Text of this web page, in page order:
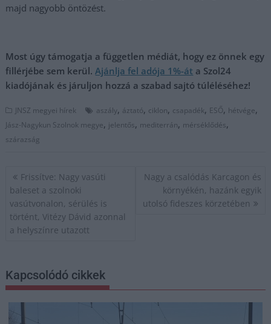
majd nagyobb öntözést.
Most úgy támogatja a független médiát, hogy ez önnek egy
fillérjébe sem kerül.Ajánlja fel adója 1%-át a Szol24
kiadójának és járuljon hozzá a szabad sajtó túléléséhez!
JNSZ megyei hírek aszály, áztató, ciklon, csapadék, ESŐ, hétvége,
Jász-Nagykun Szolnok megye, jelentős, mediterrán, mérséklődés,
szárazság
Bejegyzés
navigáció
Frissítve: Nagy vasúti
baleset a szolnoki
vasútvonalon, sérülés is
történt, Vitézy Dávid azonnal
a helyszínre utazott
Nagy a csalódás Karcagon és
környékén, hazánk egyik
utolsó fideszes körzetében
Kapcsolódó cikkek